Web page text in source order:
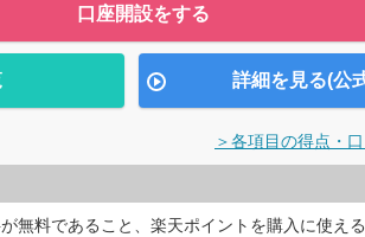
8位
口座開設をする
詳細を見る(公
＞各項目の得点・
無料であること、楽天ポイントを購入に使え